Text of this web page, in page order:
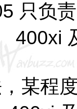
只负
400xi
某程